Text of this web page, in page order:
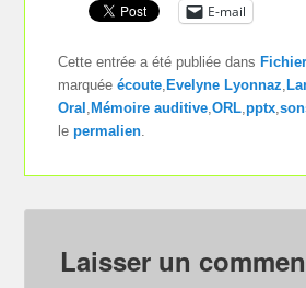
E-mail
Cette entrée a été publiée dans
marquéeécoute ,Evelyne Lyonnaz ,
Oral ,Mémoire auditive ,ORL ,pptx ,
lepermalien
Laisser un